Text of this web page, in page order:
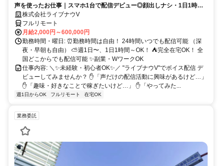
声を使ったお仕事｜スマホ1台で配信デビュー◎顔出しナシ・1日1時間
～OK♪
株式会社ライブナウV
フルリモート
月給2,000円～600,000円
勤務時間・曜日: ⏰勤務時間は自由！ 24時間いつでも配信可能 （深
夜・早朝も自由） ⛅週1日〜、1日1時間～OK！ ⛺完全在宅OK！ 全
国どこからでも配信可能 ✨副業・WワークOK
仕事内容: ＼✨未経験・初心者OK✨／ "ライブナウV"でボイス配信 デ
ビューしてみませんか？ ✋「声だけの配信活動に興味があるけど…」
✋「趣味・好きなことで稼ぎたいけど…」 ✋「やってみた...
週1日からOK フルリモート 在宅OK
業務委託